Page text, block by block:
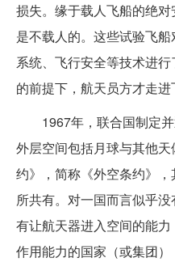
损失。缘于载人飞船的绝
是不载人的。这些试验飞
系统、飞行安全等技术进
的前提下，航天员方才走进
1967年，联合国制定并
外层空间包括月球与其他
约》，简称《外空条约》
所共有。对一国而言似乎
有让航天器进入空间的能
作用能力的国家（或集团